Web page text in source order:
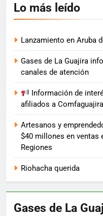
Lo más leído
Lanzamiento en Aruba
Gases de La Guajira
canales de atención
Información de
afiliados a Comfaguajira
Artesanos y
$40 millones en ventas
Regiones
Riohacha querida
Gases de La